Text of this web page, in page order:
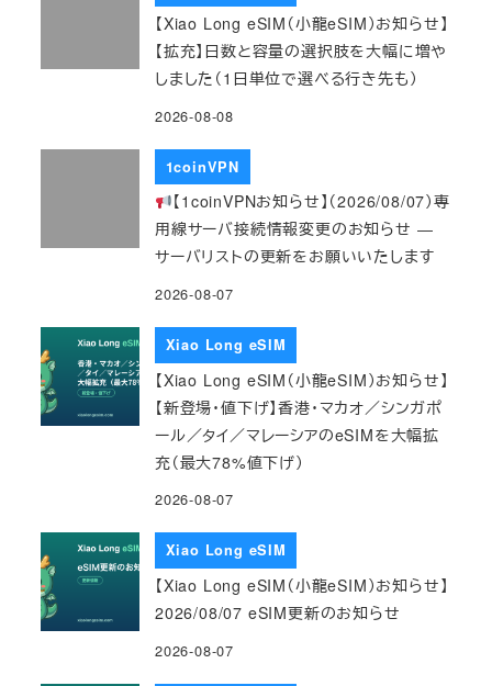
【Xiao Long eSIM（小龍eSIM）お知らせ】
【拡充】日数と容量の選択肢を大幅に増や
しました（1日単位で選べる行き先も）
2026-08-08
1coinVPN
【1coinVPNお知らせ】（2026/08/07）専
用線サーバ接続情報変更のお知らせ ―
サーバリストの更新をお願いいたします
2026-08-07
Xiao Long eSIM
【Xiao Long eSIM（小龍eSIM）お知らせ】
【新登場・値下げ】香港・マカオ／シンガポ
ール／タイ／マレーシアのeSIMを大幅拡
充（最大78%値下げ）
2026-08-07
Xiao Long eSIM
【Xiao Long eSIM（小龍eSIM）お知らせ】
2026/08/07 eSIM更新のお知らせ
2026-08-07